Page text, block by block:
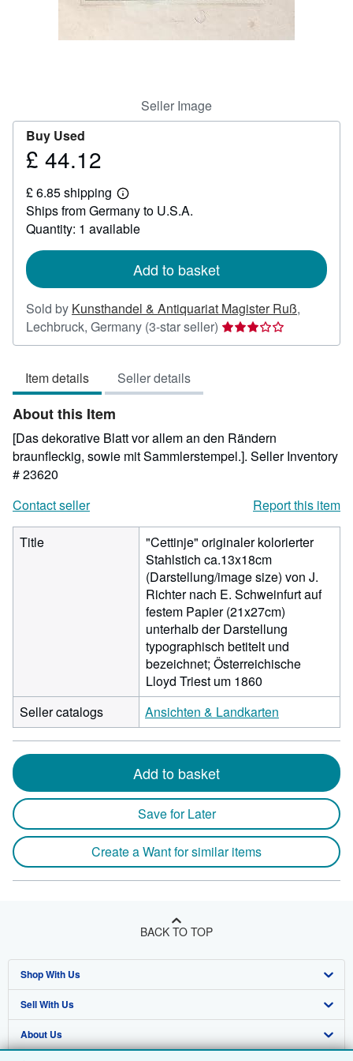
Seller Image
Buy Used
Price
44.12
£ 44.12
£ 6.85 shipping
Learn
more
about
shipping
Ships from Germany to U.S.A.
Quantity: 1 available
Add to basket
Sold by Kunsthandel & Antiquariat Magister Ruß,
Lechbruck, Germany (3-star seller) Seller
rating
stars
Item details Seller details
About this Item
[Das dekorative Blatt vor allem an den Rändern
braunfleckig, sowie mit Sammlerstempel.]. Seller Inventory
# 23620
Contact seller
Report this item
Title
"Cettinje" originaler kolorierter
Stahlstich ca.13x18cm
(Darstellung/image size) von J.
Richter nach E. Schweinfurt auf
festem Papier (21x27cm)
unterhalb der Darstellung
typographisch betitelt und
bezeichnet; Österreichische
Lloyd Triest um 1860
Seller catalogs
Ansichten & Landkarten
Add to basket
Save for Later
Create a Want for similar items
BACK TO TOP
Shop With Us
Advanced Search
Browse Collections
Sell With Us
Start Selling
About Us